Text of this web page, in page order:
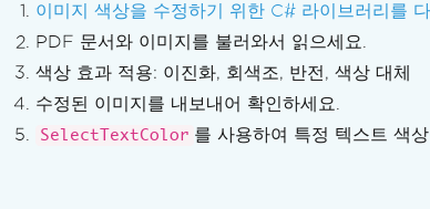
대용량 PDF 파일
대량 OCR 메모리 피크
2GB 이상의 대용량 TIFF 파일
Windows에서 iOS 디버깅
예기치 않은 공백
이미지 색상을 수정하기 위한 C# 라이브러리를
PDF 문서와 이미지를 불러와서 읽으세요.
색상 효과 적용: 이진화, 회색조, 반전, 색상 대체
수정된 이미지를 내보내어 확인하세요.
SelectTextColor 를 사용하여 특정 텍스트 색